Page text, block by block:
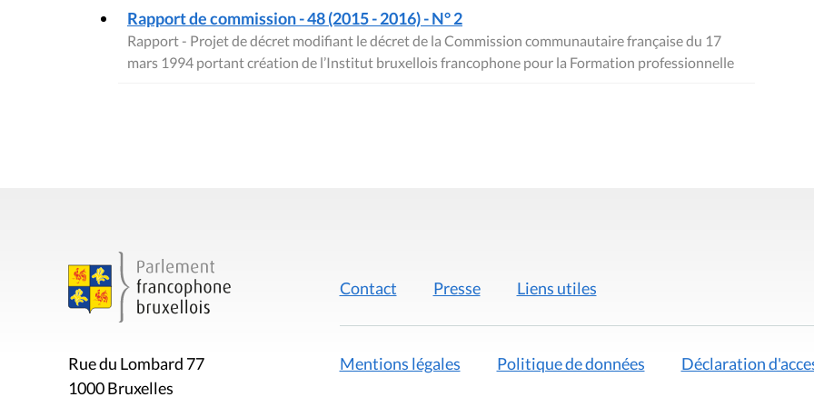
Rapport de commission - 48 (2015 - 2016) - N° 2
Rapport - Projet de décret modifiant le décret de la Commission communautaire française du 17
mars 1994 portant création de l’Institut bruxellois francophone pour la Formation professionnelle
Rue du Lombard 77
1000 Bruxelles
Contact Presse Liens utiles
Mentions légales Politique de données Déclaration